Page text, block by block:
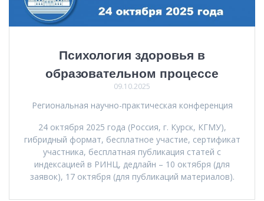
Психология здоровья в
образовательном процессе
09.10.2025
Региональная научно-практическая конференция
24 октября 2025 года (Россия, г. Курск, КГМУ),
гибридный формат, бесплатное участие, сертификат
участника, бесплатная публикация статей с
индексацией в РИНЦ, дедлайн – 10 октября (для
заявок), 17 октября (для публикаций материалов).